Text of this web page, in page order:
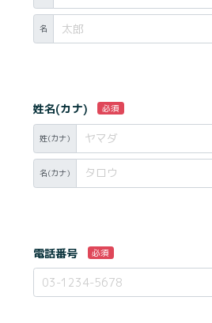
名
姓名(カナ) 必須
姓(カナ)
名(カナ)
電話番号 必須